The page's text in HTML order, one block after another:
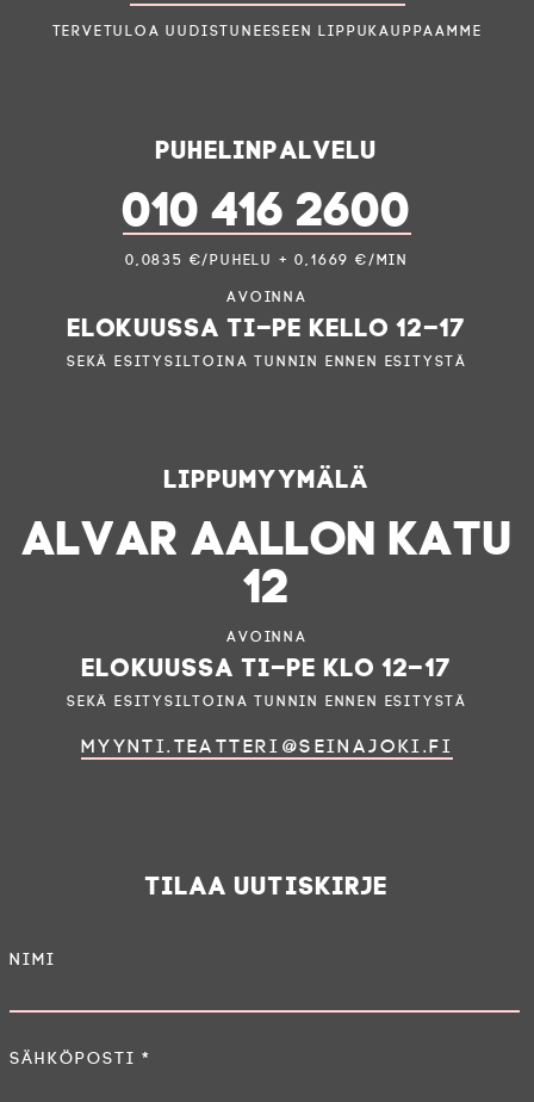
Tervetuloa uudistuneeseen lippukauppaamme
Puhelinpalvelu
010 416 2600
0,0835 €/puhelu + 0,1669 €/min
Avoinna
elokuussa ti–pe kello 12–17
sekä esitysiltoina tunnin ennen esitystä
Lippumyymälä
ALVAR AALLON KATU
12
Avoinna
elokuussa ti–pe klo 12–17
sekä esitysiltoina tunnin ennen esitystä
myynti.teatteri@seinajoki.fi
Tilaa uutiskirje
Nimi
Sähköposti *